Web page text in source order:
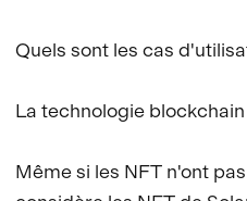
Quels sont les cas
La technologie
Même si les NFT n'ont